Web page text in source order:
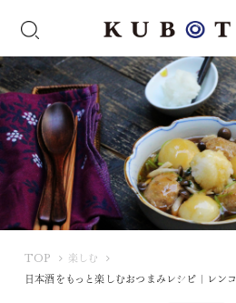
TOP
U
楽しむ
日本酒をもっと楽しむおつまみレシピ｜レン